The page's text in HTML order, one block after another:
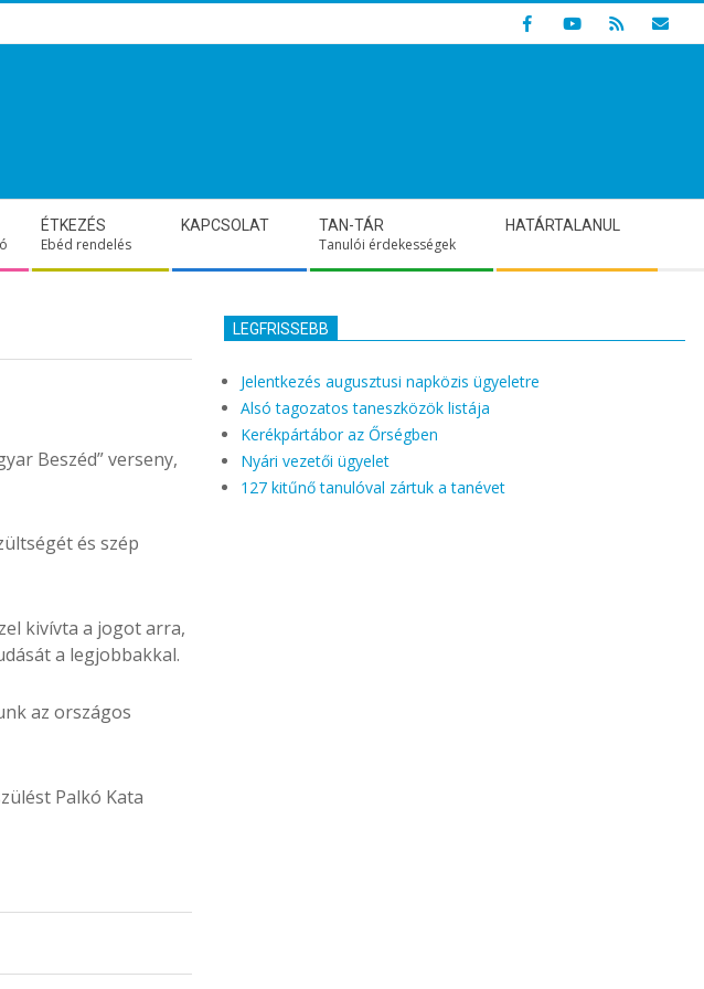
ÉTKEZÉS
Ebéd rendelés
KAPCSOLAT TAN-TÁR
Tanulói érdekességek
HATÁRTALANUL
Beszéd” verseny,
és szép
kivívta a jogot arra,
a legjobbakkal.
az országos
Palkó Kata
LEGFRISSEBB
Jelentkezés augusztusi napközis ügyeletre
Alsó tagozatos taneszközök listája
Kerékpártábor az Őrségben
Nyári vezetői ügyelet
127 kitűnő tanulóval zártuk a tanévet